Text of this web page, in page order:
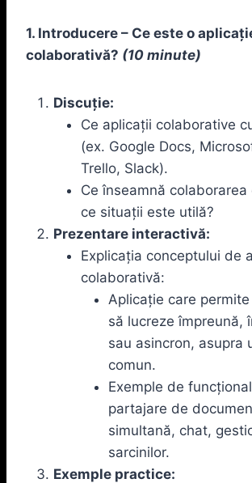
1. Introducere – Ce este o
colaborativă? (10 minute)
Discuție:
Ce aplicații colaborative
(ex. Google Docs,
Trello, Slack).
Ce înseamnă colaborarea
ce situații este utilă?
Prezentare interactivă:
Explicația conceptului de
colaborativă:
Aplicație care
să lucreze împreună,
sau asincron, asupra
comun.
Exemple de
partajare de
simultană, chat,
sarcinilor.
Exemple practice: